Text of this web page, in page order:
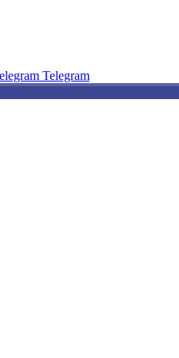
Telegram